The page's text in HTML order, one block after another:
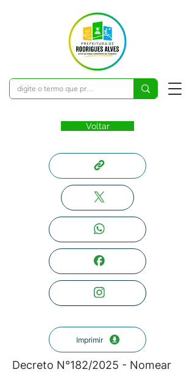
Voltar
Imprimir
Decreto N°182/2025 - Nomear